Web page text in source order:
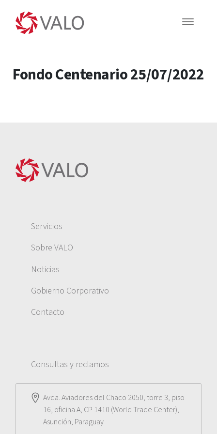
Fondo Centenario 25/07/2022
Servicios
Sobre VALO
Noticias
Gobierno Corporativo
Contacto
Consultas y reclamos
Avda. Aviadores del Chaco 2050, torre 3, piso
16, oficina A, CP 1410 (World Trade Center),
Asunción, Paraguay